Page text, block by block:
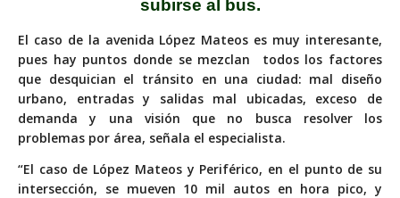
subirse al bus.
El caso de la avenida López Mateos es muy interesante,
pues hay puntos donde se mezclan
todos los factores
que desquician el tránsito en una ciudad: mal diseño
urbano, entradas y salidas mal ubicadas, exceso de
demanda y una visión que no busca resolver los
problemas por área, señala el especialista.
“El caso de López Mateos y Periférico, en el punto de su
intersección, se mueven 10 mil autos en hora pico, y